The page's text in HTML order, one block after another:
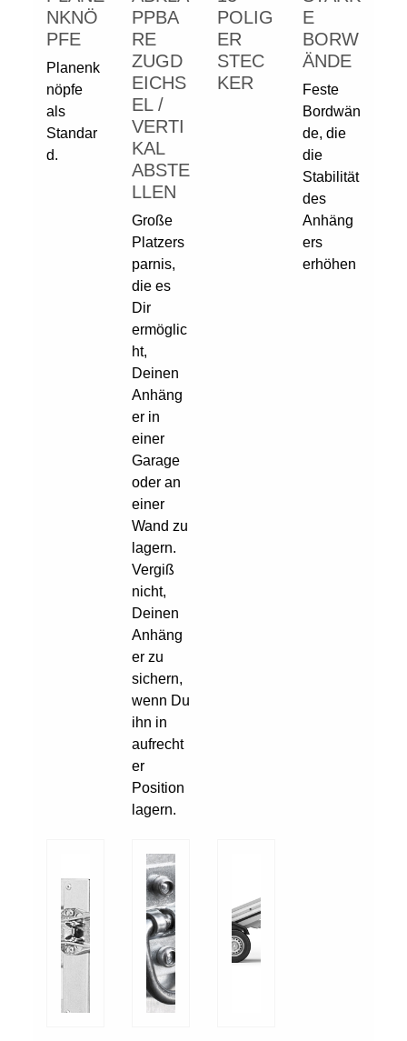
NKNÖ
PFE
Planenk
nöpfe
als
Standar
d.
PPBA
RE
ZUGD
EICHS
EL /
VERTI
KAL
ABSTE
LLEN
Große
Platzers
parnis,
die es
Dir
ermöglic
ht,
Deinen
Anhäng
er in
einer
Garage
oder an
einer
Wand zu
lagern.
Vergiß
nicht,
Deinen
Anhäng
er zu
sichern,
wenn Du
ihn in
aufrecht
er
Position
lagern.
POLIG
ER
STEC
KER
E
BORW
ÄNDE
Feste
Bordwän
de, die
die
Stabilität
des
Anhäng
ers
erhöhen